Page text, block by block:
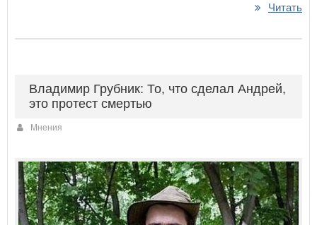
Читать
Владимир Грубник: То, что сделал Андрей,
это протест смертью
Мнения